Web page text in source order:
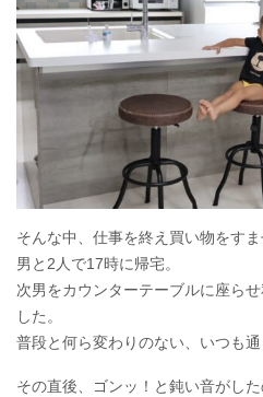
そんな中、仕事を終え買い物をす
男と2人で17時に帰宅。
次男をカウンターテーブルに座ら
した。
普段と何ら変わりのない、いつも通
その直後、ゴンッ！と鈍い音がし